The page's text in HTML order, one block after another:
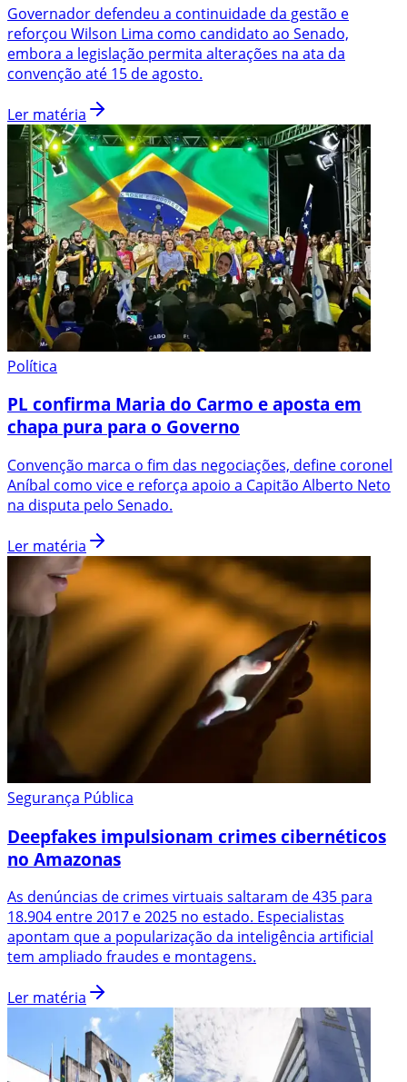
Governador defendeu a continuidade da gestão e
reforçou Wilson Lima como candidato ao Senado,
embora a legislação permita alterações na ata da
convenção até 15 de agosto.
Ler matéria
Política
PL confirma Maria do Carmo e aposta em
chapa pura para o Governo
Convenção marca o fim das negociações, define coronel
Aníbal como vice e reforça apoio a Capitão Alberto Neto
na disputa pelo Senado.
Ler matéria
Segurança Pública
Deepfakes impulsionam crimes cibernéticos
no Amazonas
As denúncias de crimes virtuais saltaram de 435 para
18.904 entre 2017 e 2025 no estado. Especialistas
apontam que a popularização da inteligência artificial
tem ampliado fraudes e montagens.
Ler matéria